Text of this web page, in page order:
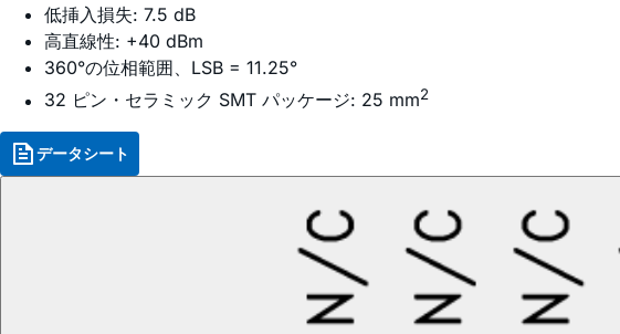
低挿入損失: 7.5 dB
高直線性: +40 dBm
360°の位相範囲、LSB = 11.25°
32 ピン・セラミック SMT パッケージ: 25 mm2
データシート